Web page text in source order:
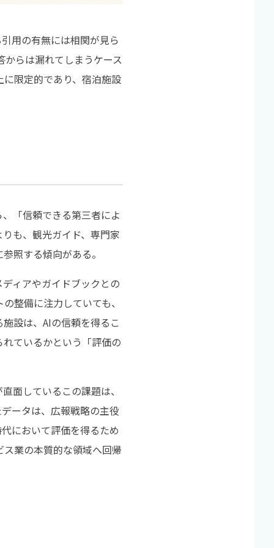
用の有無には相関が見ら
らは漏れてしまうケース
限定的であり、宿泊施設
「信頼できる第三者によ
も、観光ガイド、専門家
照する傾向がある。
ィアやガイドブックとの
整備に注力していても、
設は、AIの信頼を得るこ
ているかという「評価の
面しているこの課題は、
ータは、広報戦略の主役
において評価を得るため
業の本質的な領域へ回帰